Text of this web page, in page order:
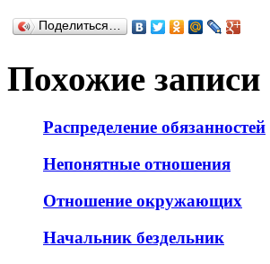
Поделиться…
Похожие записи
Распределение обязанностей
Непонятные отношения
Отношение окружающих
Начальник бездельник